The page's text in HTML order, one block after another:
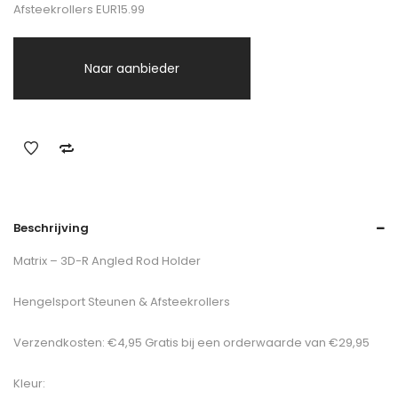
Afsteekrollers EUR15.99
Naar aanbieder
Beschrijving
Matrix – 3D-R Angled Rod Holder
Hengelsport Steunen & Afsteekrollers
Verzendkosten: €4,95 Gratis bij een orderwaarde van €29,95
Kleur: